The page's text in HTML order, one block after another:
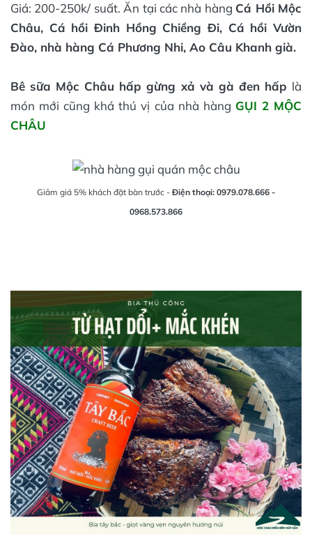
Giá: 200-250k/ suất. Ăn tại các nhà hàng Cá Hồi Mộc
Châu, Cá hồi Đinh Hồng Chiềng Đi, Cá hồi Vườn
Đào, nhà hàng Cá Phương Nhi, Ao Câu Khanh già.
Bê sữa Mộc Châu hấp gừng xả và gà đen hấp là
món mới cũng khá thú vị của nhà hàng GỤI 2 MỘC
CHÂU
Giảm giá 5% khách đặt bàn trước - Điện thoại: 0979.078.666 -
0968.573.866